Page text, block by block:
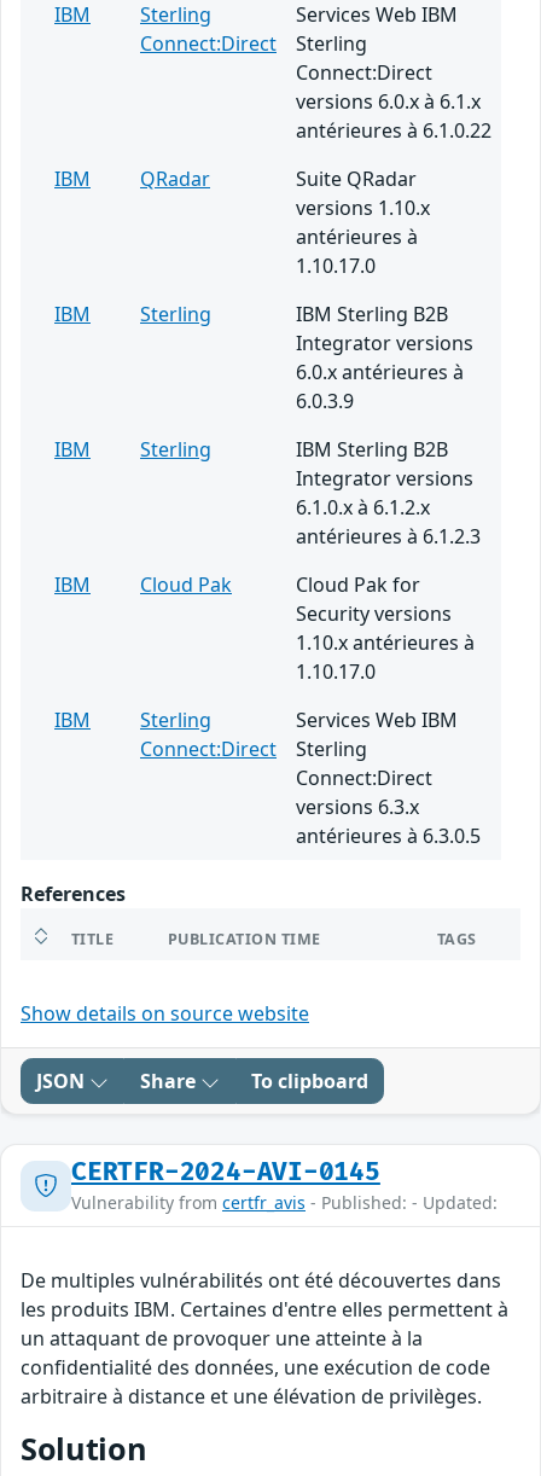
IBM
Sterling
Connect:Direct
Services Web IBM
Sterling
Connect:Direct
versions 6.0.x à 6.1.x
antérieures à 6.1.0.22
IBM
QRadar
Suite QRadar
versions 1.10.x
antérieures à
1.10.17.0
IBM
Sterling
IBM Sterling B2B
Integrator versions
6.0.x antérieures à
6.0.3.9
IBM
Sterling
IBM Sterling B2B
Integrator versions
6.1.0.x à 6.1.2.x
antérieures à 6.1.2.3
IBM
Cloud Pak
Cloud Pak for
Security versions
1.10.x antérieures à
1.10.17.0
IBM
Sterling
Connect:Direct
Services Web IBM
Sterling
Connect:Direct
versions 6.3.x
antérieures à 6.3.0.5
References
TITLE PUBLICATION TIME TAGS
Show details on source website
JSON Share To clipboard
CERTFR-2024-AVI-0145
Vulnerability from certfr_avis - Published: - Updated:
De multiples vulnérabilités ont été découvertes dans
les produits IBM. Certaines d'entre elles permettent à
un attaquant de provoquer une atteinte à la
confidentialité des données, une exécution de code
arbitraire à distance et une élévation de privilèges.
Solution